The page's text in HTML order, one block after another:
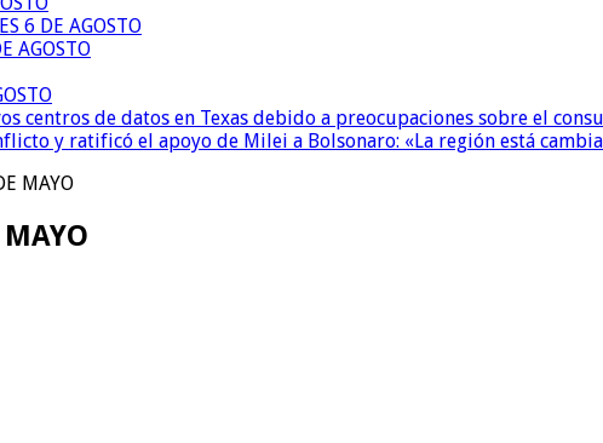
6 DE AGOSTO
AGOSTO
centros de datos en Texas debido a preocupaciones sobre el
y ratificó el apoyo de Milei a Bolsonaro: «La región está
MAYO